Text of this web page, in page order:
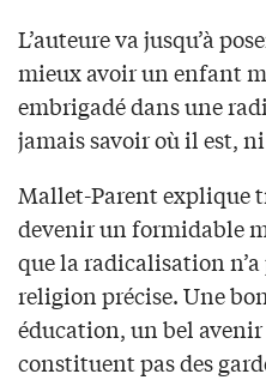
L’auteure va jusqu’à
mieux avoir un enfant
embrigadé dans une
jamais savoir où il est,
Mallet-Parent explique
devenir un formidable
que la radicalisation n’a
religion précise. Une
éducation, un bel
constituent pas des